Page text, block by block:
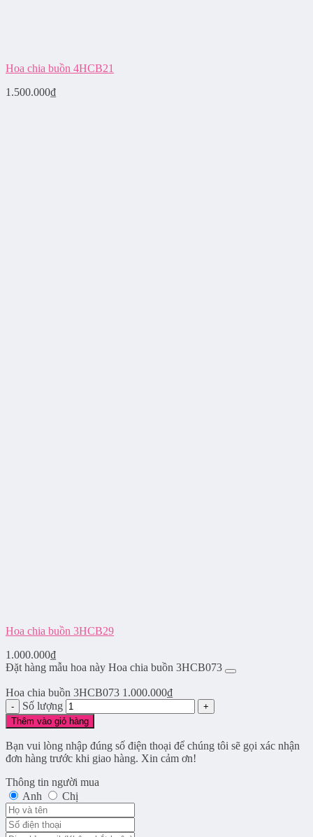
Hoa chia buồn 4HCB21
1.500.000₫
Hoa chia buồn 3HCB29
1.000.000₫
Đặt hàng mẫu hoa này Hoa chia buồn 3HCB073
Hoa chia buồn 3HCB073 1.000.000₫
Số lượng
Thêm vào giỏ hàng
Bạn vui lòng nhập đúng số điện thoại để chúng tôi sẽ gọi xác nhận
đơn hàng trước khi giao hàng. Xin cảm ơn!
Thông tin người mua
Anh
Chị